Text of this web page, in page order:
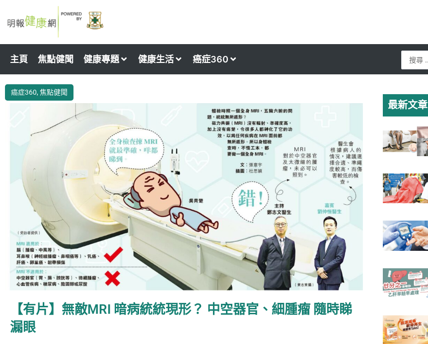
to
主頁 焦點健聞 健康專題 健康生活 癌症360
Search
...
癌症360,焦點健聞
【有片】無敵MRI 暗病統統現形？ 中空器官、細腫瘤 隨時睇
漏眼
最新文章